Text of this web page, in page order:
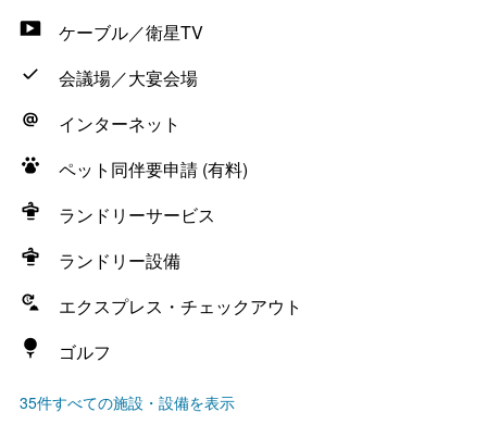
ケーブル／衛星TV
会議場／大宴会場
インターネット
ペット同伴要申請 (有料)
ランドリーサービス
ランドリー設備
エクスプレス・チェックアウト
ゴルフ
35件すべての施設・設備を表示